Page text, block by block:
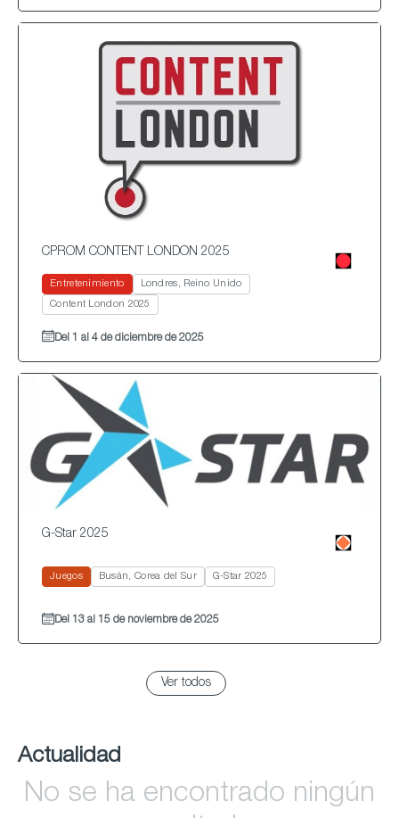
CPROM CONTENT LONDON 2025
Entretenimiento Londres, Reino Unido
Content London 2025
Del 1 al 4 de diciembre de 2025
G-Star 2025
Juegos Busán, Corea del Sur G-Star 2025
Del 13 al 15 de noviembre de 2025
Ver todos
Actualidad
No se ha encontrado ningún